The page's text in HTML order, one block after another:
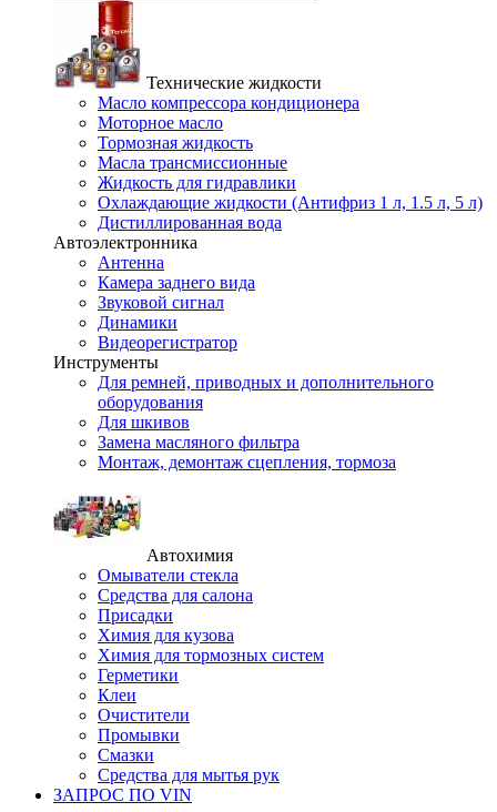
Технические жидкости
Масло компрессора кондиционера
Моторное масло
Тормозная жидкость
Масла трансмиссионные
Жидкость для гидравлики
Охлаждающие жидкости (Антифриз 1 л, 1.5 л, 5 л)
Дистиллированная вода
Автоэлектронника
Антенна
Камера заднего вида
Звуковой сигнал
Динамики
Видеорегистратор
Инструменты
Для ремней, приводных и дополнительного
оборудования
Для шкивов
Замена масляного фильтра
Монтаж, демонтаж сцепления, тормоза
Автохимия
Омыватели стекла
Средства для салона
Присадки
Химия для кузова
Химия для тормозных систем
Герметики
Клеи
Очистители
Промывки
Смазки
Средства для мытья рук
ЗАПРОС ПО VIN